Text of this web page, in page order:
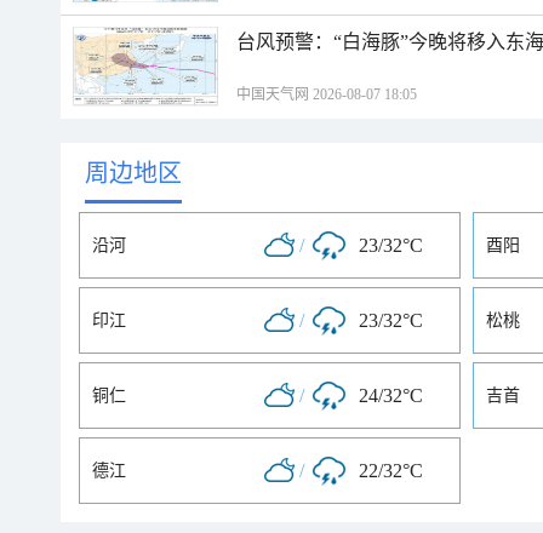
台风预警：“白海豚”今晚将移入东
中国天气网 2026-08-07 18:05
周边地区
沿河 / 23/32°C 酉阳
印江 / 23/32°C 松桃
铜仁 / 24/32°C 吉首
德江 / 22/32°C